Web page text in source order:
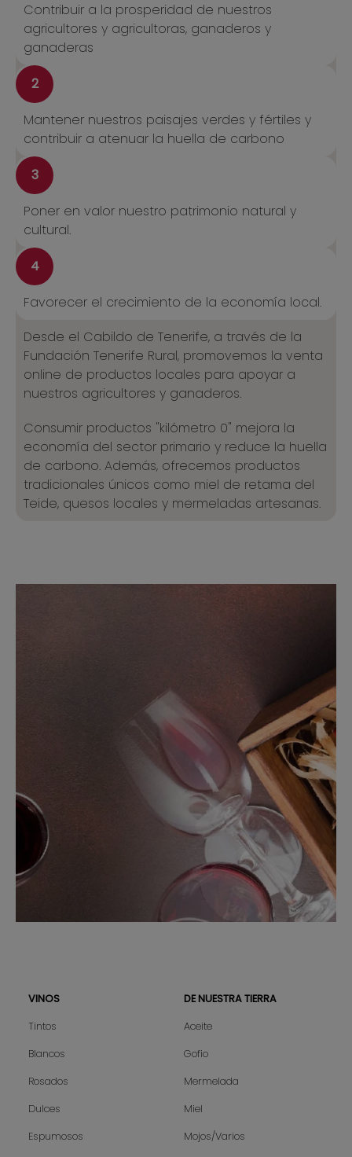
Contribuir a la prosperidad de nuestros
agricultores y agricultoras, ganaderos y
ganaderas
2
Mantener nuestros paisajes verdes y fértiles y
contribuir a atenuar la huella de carbono
3
Poner en valor nuestro patrimonio natural y
cultural.
4
Favorecer el crecimiento de la economía local.
Desde el Cabildo de Tenerife, a través de la
Fundación Tenerife Rural, promovemos la venta
online de productos locales para apoyar a
nuestros agricultores y ganaderos.
Consumir productos "kilómetro 0" mejora la
economía del sector primario y reduce la huella
de carbono. Además, ofrecemos productos
tradicionales únicos como miel de retama del
Teide, quesos locales y mermeladas artesanas.
Sitemap
VINOS
Tintos
Blancos
Rosados
Dulces
Espumosos
DE NUESTRA TIERRA
Aceite
Gofio
Mermelada
Miel
Mojos/Varios